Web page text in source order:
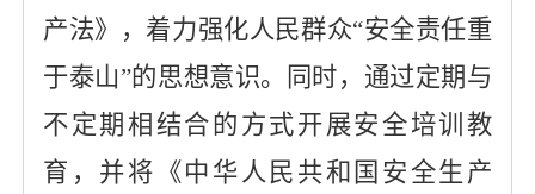
产法》，着力强化人民群众“安全责任重
于泰山”的思想意识。同时，通过定期与
不定期相结合的方式开展安全培训教
育，并将《 中华人民共和国 安全生产